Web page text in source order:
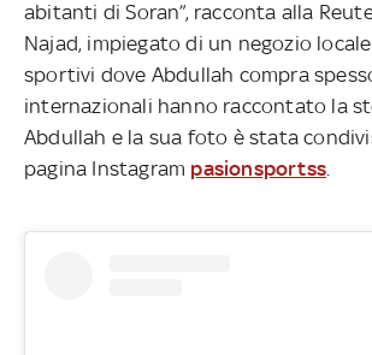
abitanti di Soran”, racconta alla
Najad, impiegato di un negozio
sportivi dove Abdullah compra
internazionali hanno raccontato la
Abdullah e la sua foto è stata
pagina Instagram pasionsportss